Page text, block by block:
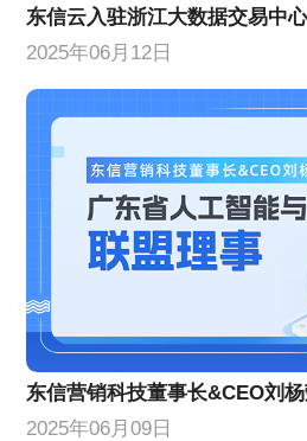
2025年06月12日
2025年06月09日